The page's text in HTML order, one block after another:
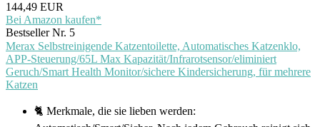
144,49 EUR
Bei Amazon kaufen*
Bestseller Nr. 5
Merax Selbstreinigende Katzentoilette, Automatisches Katzenklo,
APP-Steuerung/65L Max Kapazität/Infrarotsensor/eliminiert
Geruch/Smart Health Monitor/sichere Kindersicherung, für mehrere
Katzen
🐈 Merkmale, die sie lieben werden: